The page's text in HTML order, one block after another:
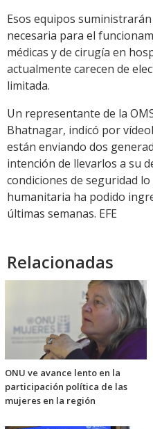
Esos equipos
necesaria para el
médicas y de cirugía en
actualmente carecen de
limitada.
Un representante de la
Bhatnagar, indicó por
están enviando dos
intención de llevarlos a su
condiciones de seguridad
humanitaria ha podido
últimas semanas. EFE
Relacionadas
ONU ve avance lento en la
participación política de las
mujeres en la región